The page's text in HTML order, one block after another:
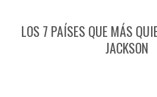
LOS 7 PAÍSES QUE MÁS
JACKSON